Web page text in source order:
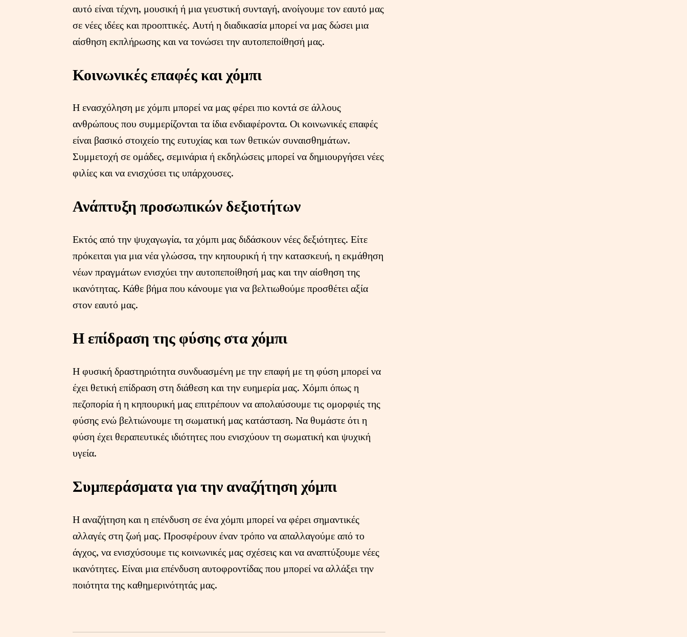
αυτό είναι τέχνη, μουσική ή μια γευστική συνταγή, ανοίγουμε τον εαυτό μας
σε νέες ιδέες και προοπτικές. Αυτή η διαδικασία μπορεί να μας δώσει μια
αίσθηση εκπλήρωσης και να τονώσει την αυτοπεποίθησή μας.
Κοινωνικές επαφές και χόμπι
Η ενασχόληση με χόμπι μπορεί να μας φέρει πιο κοντά σε άλλους
ανθρώπους που συμμερίζονται τα ίδια ενδιαφέροντα. Οι κοινωνικές επαφές
είναι βασικό στοιχείο της ευτυχίας και των θετικών συναισθημάτων.
Συμμετοχή σε ομάδες, σεμινάρια ή εκδηλώσεις μπορεί να δημιουργήσει νέες
φιλίες και να ενισχύσει τις υπάρχουσες.
Ανάπτυξη προσωπικών δεξιοτήτων
Εκτός από την ψυχαγωγία, τα χόμπι μας διδάσκουν νέες δεξιότητες. Είτε
πρόκειται για μια νέα γλώσσα, την κηπουρική ή την κατασκευή, η εκμάθηση
νέων πραγμάτων ενισχύει την αυτοπεποίθησή μας και την αίσθηση της
ικανότητας. Κάθε βήμα που κάνουμε για να βελτιωθούμε προσθέτει αξία
στον εαυτό μας.
Η επίδραση της φύσης στα χόμπι
Η φυσική δραστηριότητα συνδυασμένη με την επαφή με τη φύση μπορεί να
έχει θετική επίδραση στη διάθεση και την ευημερία μας. Χόμπι όπως η
πεζοπορία ή η κηπουρική μας επιτρέπουν να απολαύσουμε τις ομορφιές της
φύσης ενώ βελτιώνουμε τη σωματική μας κατάσταση. Να θυμάστε ότι η
φύση έχει θεραπευτικές ιδιότητες που ενισχύουν τη σωματική και ψυχική
υγεία.
Συμπεράσματα για την αναζήτηση χόμπι
Η αναζήτηση και η επένδυση σε ένα χόμπι μπορεί να φέρει σημαντικές
αλλαγές στη ζωή μας. Προσφέρουν έναν τρόπο να απαλλαγούμε από το
άγχος, να ενισχύσουμε τις κοινωνικές μας σχέσεις και να αναπτύξουμε νέες
ικανότητες. Είναι μια επένδυση αυτοφροντίδας που μπορεί να αλλάξει την
ποιότητα της καθημερινότητάς μας.